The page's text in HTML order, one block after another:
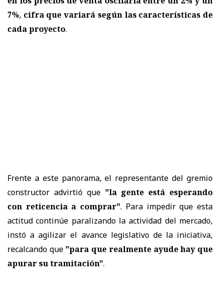
7%, cifra que variará según las características de
cada proyecto.
Frente a este panorama, el representante del gremio
constructor advirtió que "la gente está esperando
con reticencia a comprar". Para impedir que esta
actitud continúe paralizando la actividad del mercado,
instó a agilizar el avance legislativo de la iniciativa,
recalcando que "para que realmente ayude hay que
apurar su tramitación".